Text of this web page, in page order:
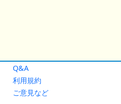
Q&A
利用規約
ご意見など